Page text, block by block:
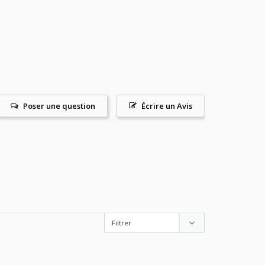
Écrire un Avis
Poser une question